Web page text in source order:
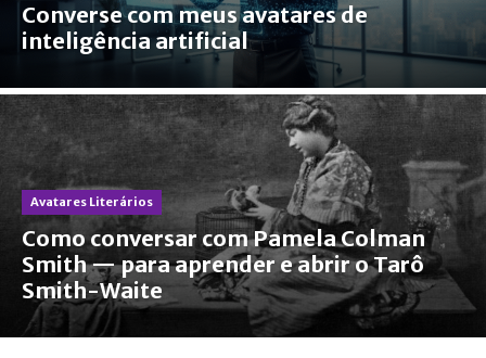
Converse com meus avatares de
inteligência artificial
Avatares Literários
Como conversar com Pamela Colman
Smith — para aprender e abrir o Tarô
Smith-Waite